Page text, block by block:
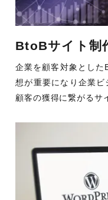
BtoBサイト制
企業を顧客対象とした
想が重要になり企業
顧客の獲得に繋がるサ